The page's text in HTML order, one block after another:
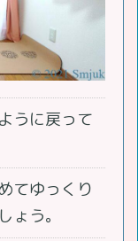
うに戻って
てゆっくり
ょう。